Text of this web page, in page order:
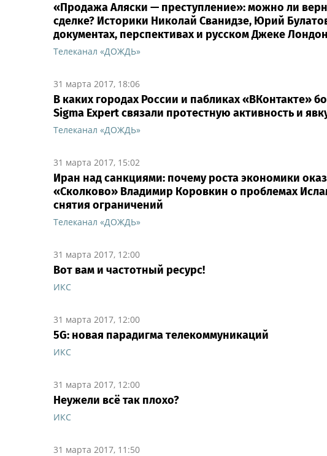
«Продажа Аляски — преступление»: можно ли
сделке? Историки Николай Сванидзе, Юрий
документах, перспективах и русском Джеке
Телеканал «ДОЖДЬ»
31 марта 2017, 18:06
В каких городах России и пабликах «ВКонтакте»
Sigma Expert связали протестную активность и
Телеканал «ДОЖДЬ»
31 марта 2017, 15:02
Иран над санкциями: почему роста экономики
«Сколково» Владимир Коровкин о проблемах
снятия ограничений
Телеканал «ДОЖДЬ»
31 марта 2017, 12:00
Вот вам и частотный ресурс!
ИКС
31 марта 2017, 12:00
5G: новая парадигма телекоммуникаций
ИКС
31 марта 2017, 12:00
Неужели всё так плохо?
ИКС
31 марта 2017, 11:50